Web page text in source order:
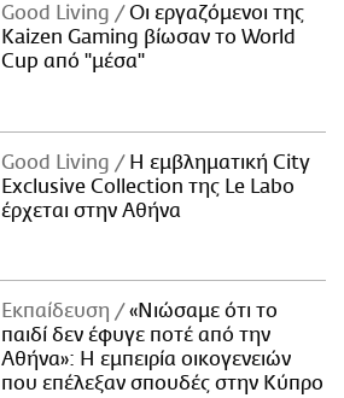
Good Living
Οι εργαζόμενοι της
Kaizen Gaming βίωσαν το World
Cup από "μέσα"
Good Living
Η εμβληματική City
Exclusive Collection της Le Labo
έρχεται στην Αθήνα
Εκπαίδευση
«Νιώσαμε ότι το
παιδί δεν έφυγε ποτέ από την
Αθήνα»: Η εμπειρία οικογενειών
που επέλεξαν σπουδές στην Κύπρο